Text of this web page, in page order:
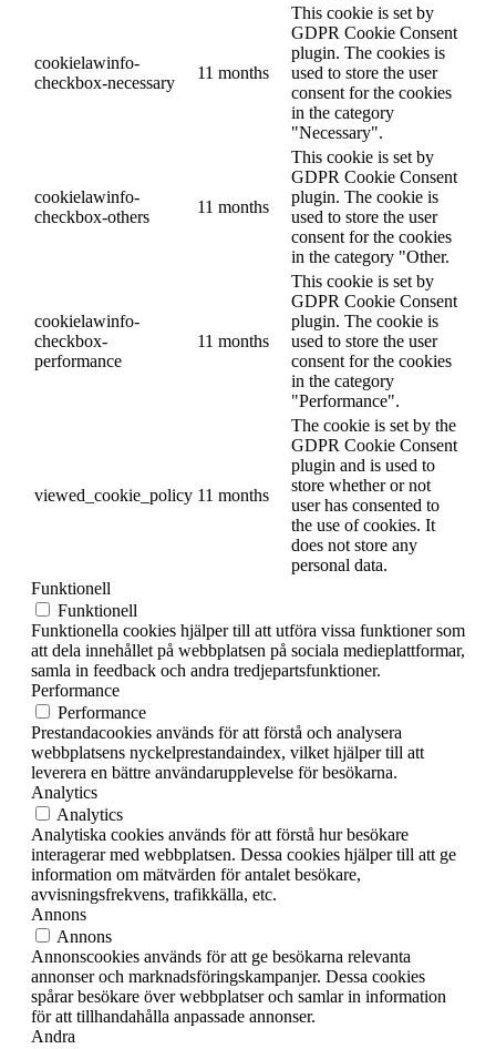
cookielawinfo-
checkbox-necessary
11 months
This cookie is set by
GDPR Cookie Consent
plugin. The cookies is
used to store the user
consent for the cookies
in the category
"Necessary".
cookielawinfo-
checkbox-others
11 months
This cookie is set by
GDPR Cookie Consent
plugin. The cookie is
used to store the user
consent for the cookies
in the category "Other.
cookielawinfo-
checkbox-
performance
11 months
This cookie is set by
GDPR Cookie Consent
plugin. The cookie is
used to store the user
consent for the cookies
in the category
"Performance".
viewed_cookie_policy 11 months
The cookie is set by the
GDPR Cookie Consent
plugin and is used to
store whether or not
user has consented to
the use of cookies. It
does not store any
personal data.
Funktionell
Funktionell
Funktionella cookies hjälper till att utföra vissa funktioner som
att dela innehållet på webbplatsen på sociala medieplattformar,
samla in feedback och andra tredjepartsfunktioner.
Performance
Performance
Prestandacookies används för att förstå och analysera
webbplatsens nyckelprestandaindex, vilket hjälper till att
leverera en bättre användarupplevelse för besökarna.
Analytics
Analytics
Analytiska cookies används för att förstå hur besökare
interagerar med webbplatsen. Dessa cookies hjälper till att ge
information om mätvärden för antalet besökare,
avvisningsfrekvens, trafikkälla, etc.
Annons
Annons
Annonscookies används för att ge besökarna relevanta
annonser och marknadsföringskampanjer. Dessa cookies
spårar besökare över webbplatser och samlar in information
för att tillhandahålla anpassade annonser.
Andra